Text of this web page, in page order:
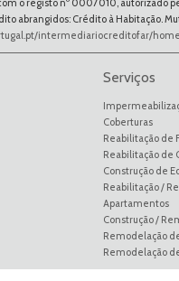
o registo nº 0007010, autorizado
abrangidos: Crédito à Habitação.
intermediariocreditofar/
Serviços
Coberturas
Reabilitação de
Reabilitação de
Construção de
Reabilitação /
Apartamentos
Construção /
Remodelação
Remodelação